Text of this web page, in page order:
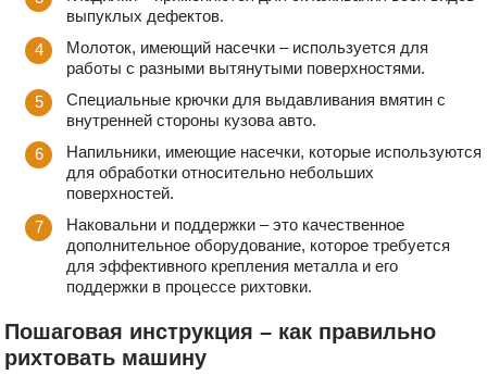
выпуклых дефектов.
Молоток, имеющий насечки – используется для
работы с разными вытянутыми поверхностями.
Специальные крючки для выдавливания вмятин с
внутренней стороны кузова авто.
Напильники, имеющие насечки, которые используются
для обработки относительно небольших
поверхностей.
Наковальни и поддержки – это качественное
дополнительное оборудование, которое требуется
для эффективного крепления металла и его
поддержки в процессе рихтовки.
Пошаговая инструкция – как правильно
рихтовать машину